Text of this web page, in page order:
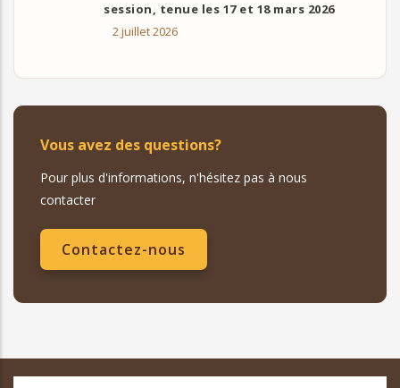
session, tenue les 17 et 18 mars 2026
2 juillet 2026
Vous avez des questions?
Pour plus d'informations, n'hésitez pas à nous
contacter
Contactez-nous